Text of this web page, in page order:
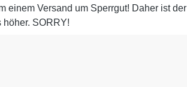
einem Versand um Sperrgut! Daher ist der
höher. SORRY!